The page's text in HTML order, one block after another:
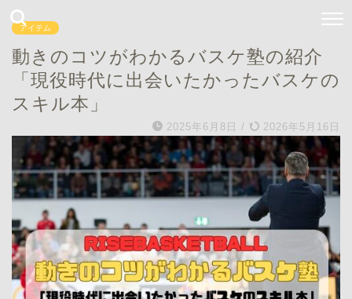
アイテム
動きのコツがわかるバスケ塾の紹介
「現役時代に出会いたかったバスケの
スキル本」
2025年6月8日 / 2026年5月16日